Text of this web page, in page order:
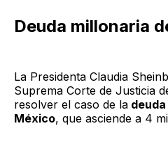
Deuda millonaria
La Presidenta Claudia
Suprema Corte de Justicia
resolver el caso de la
México, que asciende a 4